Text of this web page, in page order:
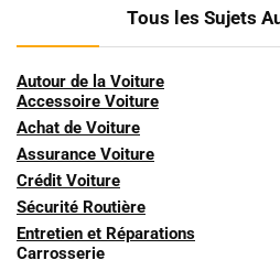
Tous les Sujets
Autour de la Voiture
Accessoire Voiture
Achat de Voiture
Assurance Voiture
Crédit Voiture
Sécurité Routière
Entretien et Réparations
Carrosserie